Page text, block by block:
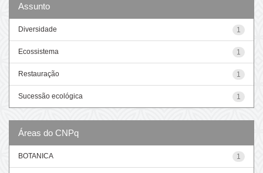
Assunto
1
Diversidade
1
Ecossistema
1
Restauração
1
Sucessão ecológica
Áreas do CNPq
1
BOTANICA